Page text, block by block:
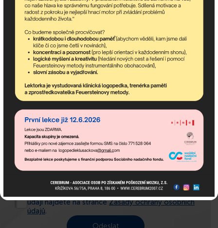
Popis:
Jméno:
Město:
Beru na vědomí, jak pracujeme s vašimi osobními
údaji najdete na stránceZásady ochrany osobních
údajů.